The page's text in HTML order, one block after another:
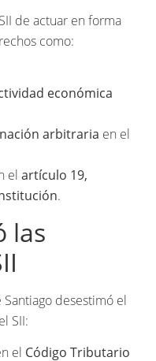
de actuar en forma
como:
económica
arbitraria en el
el artículo 19,
.
las
Santiago desestimó el
SII:
el Código Tributario